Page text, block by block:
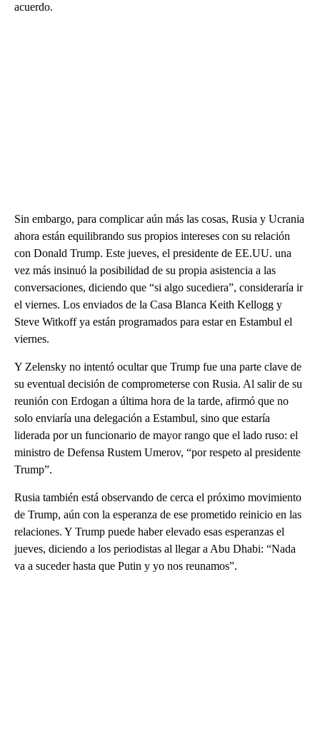
acuerdo.
Sin embargo, para complicar aún más las cosas, Rusia y Ucrania
ahora están equilibrando sus propios intereses con su relación
con Donald Trump. Este jueves, el presidente de EE.UU. una
vez más insinuó la posibilidad de su propia asistencia a las
conversaciones, diciendo que “si algo sucediera”, consideraría ir
el viernes. Los enviados de la Casa Blanca Keith Kellogg y
Steve Witkoff ya están programados para estar en Estambul el
viernes.
Y Zelensky no intentó ocultar que Trump fue una parte clave de
su eventual decisión de comprometerse con Rusia. Al salir de su
reunión con Erdogan a última hora de la tarde, afirmó que no
solo enviaría una delegación a Estambul, sino que estaría
liderada por un funcionario de mayor rango que el lado ruso: el
ministro de Defensa Rustem Umerov, “por respeto al presidente
Trump”.
Rusia también está observando de cerca el próximo movimiento
de Trump, aún con la esperanza de ese prometido reinicio en las
relaciones. Y Trump puede haber elevado esas esperanzas el
jueves, diciendo a los periodistas al llegar a Abu Dhabi: “Nada
va a suceder hasta que Putin y yo nos reunamos”.